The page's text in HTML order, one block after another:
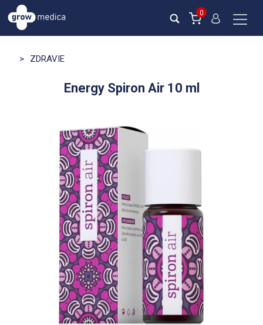
0
> ZDRAVIE
Energy Spiron Air 10 ml